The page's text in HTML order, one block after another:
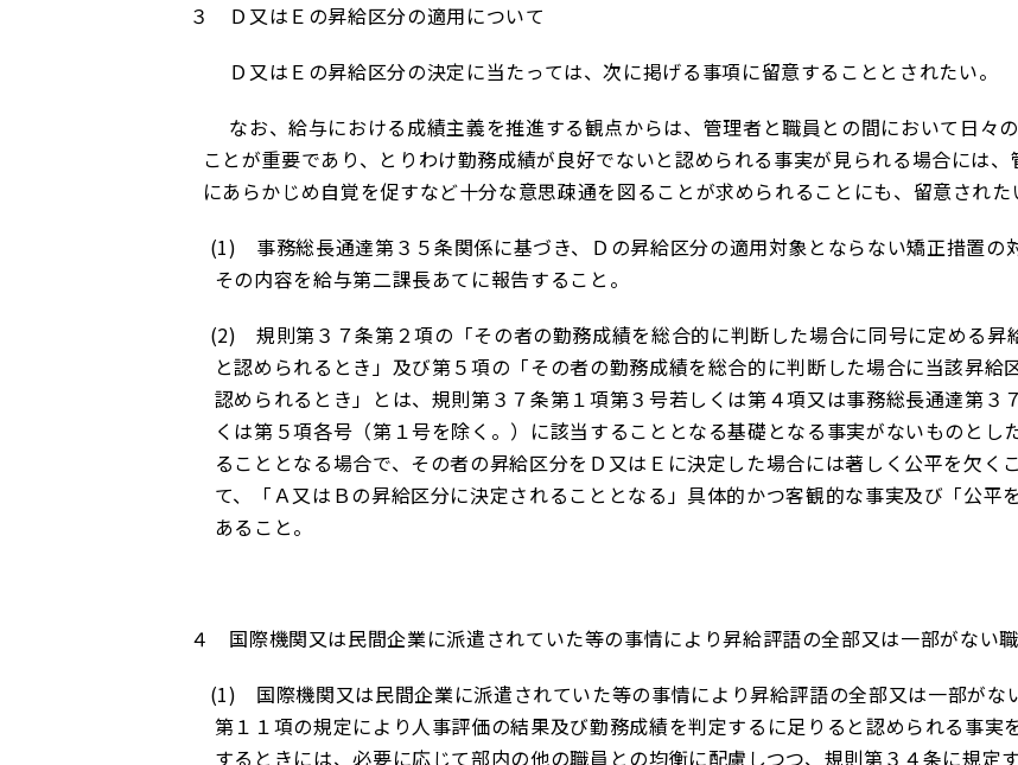
３ Ｄ又はＥの昇給区分の適用について
Ｄ又はＥの昇給区分の決定に当たっては、次に掲げる事項に留意することとされたい。
なお、給与における成績主義を推進する観点からは、管理者と職員との間において日々
ことが重要であり、とりわけ勤務成績が良好でないと認められる事実が見られる場合には
にあらかじめ自覚を促すなど十分な意思疎通を図ることが求められることにも、留意された
(1) 事務総長通達第３５条関係に基づき、Ｄの昇給区分の適用対象とならない矯正措置の
その内容を給与第二課長あてに報告すること。
(2) 規則第３７条第２項の「その者の勤務成績を総合的に判断した場合に同号に定める昇
と認められるとき」及び第５項の「その者の勤務成績を総合的に判断した場合に当該昇給
認められるとき」とは、規則第３７条第１項第３号若しくは第４項又は事務総長通達第３
くは第５項各号（第１号を除く。）に該当することとなる基礎となる事実がないものと
ることとなる場合で、その者の昇給区分をＤ又はＥに決定した場合には著しく公平を欠く
て、「Ａ又はＢの昇給区分に決定されることとなる」具体的かつ客観的な事実及び「公平
あること。
４ 国際機関又は民間企業に派遣されていた等の事情により昇給評語の全部又は一部がない
(1) 国際機関又は民間企業に派遣されていた等の事情により昇給評語の全部又は一部が
第１１項の規定により人事評価の結果及び勤務成績を判定するに足りると認められる事実
するときには、必要に応じて部内の他の職員との均衡に配慮しつつ、規則第３４条に規定